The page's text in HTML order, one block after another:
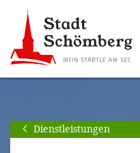
Hauptnavigation
springen
[Alt]+
Seiteninhalt
springen
[Alt]+
Dienstleistungen